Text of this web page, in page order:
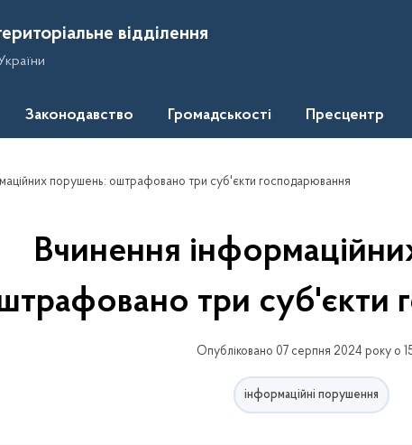
відділення
Законодавство Громадськості Пресцентр
порушень: оштрафовано три суб'єкти господарювання
Вчинення
три суб'єкти
Опубліковано 07 серпня 2024 року о
інформаційні порушення